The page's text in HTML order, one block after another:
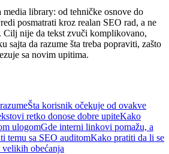
library: od tehničke osnove do
posmatrati kroz realan SEO rad, a ne
Cilj nije da tekst zvuči komplikovano,
sajta da razume šta treba popraviti, zašto
sa novim upitima.
Šta korisnik očekuje od ovakve
retko donose dobre upiteKako
ulogomGde interni linkovi pomažu, a
temu sa SEO auditomKako pratiti da li se
obećanja